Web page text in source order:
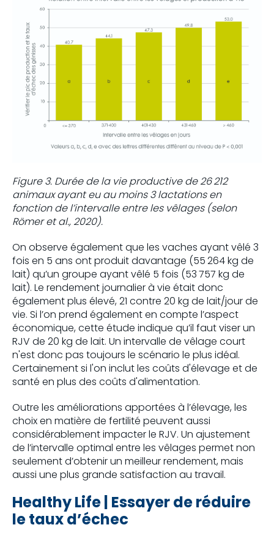
Figure 3. Durée de la vie productive de 26 212
animaux ayant eu au moins 3 lactations en
fonction de l’intervalle entre les vêlages (selon
Römer et al., 2020).
On observe également que les vaches ayant vêlé 3
fois en 5 ans ont produit davantage (55 264 kg de
lait) qu’un groupe ayant vêlé 5 fois (53 757 kg de
lait). Le rendement journalier à vie était donc
également plus élevé, 21 contre 20 kg de lait/jour de
vie. Si l’on prend également en compte l’aspect
économique, cette étude indique qu’il faut viser un
RJV de 20 kg de lait. Un intervalle de vêlage court
n'est donc pas toujours le scénario le plus idéal.
Certainement si l'on inclut les coûts d'élevage et de
santé en plus des coûts d'alimentation.
Outre les améliorations apportées à l’élevage, les
choix en matière de fertilité peuvent aussi
considérablement impacter le RJV. Un ajustement
de l’intervalle optimal entre les vêlages permet non
seulement d’obtenir un meilleur rendement, mais
aussi une plus grande satisfaction au travail.
Healthy Life | Essayer de réduire
le taux d’échec